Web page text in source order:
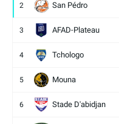
2 San Pédro
3 AFAD-Plateau
4 Tchologo
5 Mouna
6 Stade D'abidjan